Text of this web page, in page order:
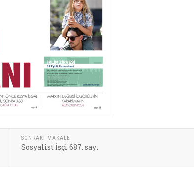
SONRAKI MAKALE
Sosyalist İşçi 687. sayı